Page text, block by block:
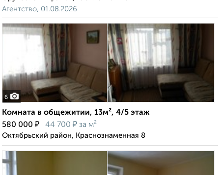
Агентство, 01.08.2026
6
Комната в общежитии, 13м², 4/5 этаж
580 000 ₽ 44 700 ₽ за м²
Октябрьский район, Краснознаменная 8